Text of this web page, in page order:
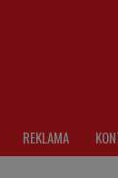
REKLAMA